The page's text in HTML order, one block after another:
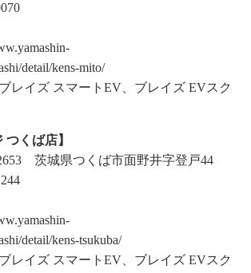
detail/kens-mito/
レイズ スマートEV、ブレイズ EVスク
つくば店】
茨城県つくば市面野井字登戸44
detail/kens-tsukuba/
レイズ スマートEV、ブレイズ EVスク